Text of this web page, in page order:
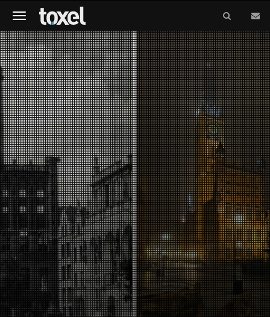
Meniu